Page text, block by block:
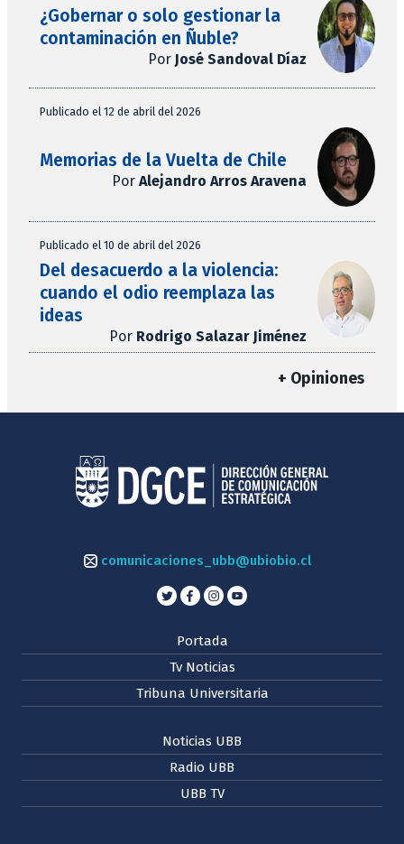
¿Gobernar o solo gestionar la
contaminación en Ñuble?
Por José Sandoval Díaz
Publicado el 12 de abril del 2026
Memorias de la Vuelta de Chile
Por Alejandro Arros Aravena
Publicado el 10 de abril del 2026
Del desacuerdo a la violencia:
cuando el odio reemplaza las
ideas
Por Rodrigo Salazar Jiménez
+ Opiniones
comunicaciones_ubb@ubiobio.cl
Portada
Tv Noticias
Tribuna Universitaria
Noticias UBB
Radio UBB
UBB TV